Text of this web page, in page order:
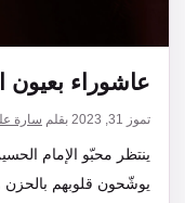
عاشوراء بعيون
تموز 31, 2023 بقلم سارة
ينتظر محبّو الإمام
يوشّحون قلوبهم بالحزن